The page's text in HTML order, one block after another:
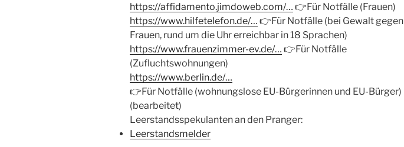
https://affidamento.jimdoweb.com/… 👉Für Notfälle (Frauen)
https://www.hilfetelefon.de/… 👉Für Notfälle (bei Gewalt gegen
Frauen, rund um die Uhr erreichbar in 18 Sprachen)
https://www.frauenzimmer-ev.de/… 👉Für Notfälle
(Zufluchtswohnungen)
https://www.berlin.de/…
👉Für Notfälle (wohnungslose EU-Bürgerinnen und EU-Bürger)
(bearbeitet)
Leerstandsspekulanten an den Pranger:
Leerstandsmelder